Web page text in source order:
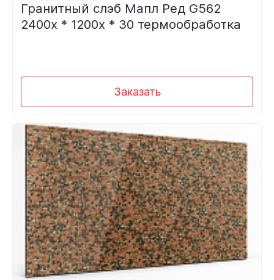
Гранитный слэб Мапл Ред G562
2400х * 1200х * 30 термообработка
Заказать